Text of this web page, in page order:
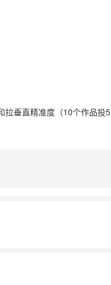
拉垂直精准度（10个作品投5